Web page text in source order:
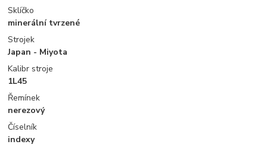
Sklíčko
minerální tvrzené
Strojek
Japan - Miyota
Kalibr stroje
1L45
Řemínek
nerezový
Číselník
indexy